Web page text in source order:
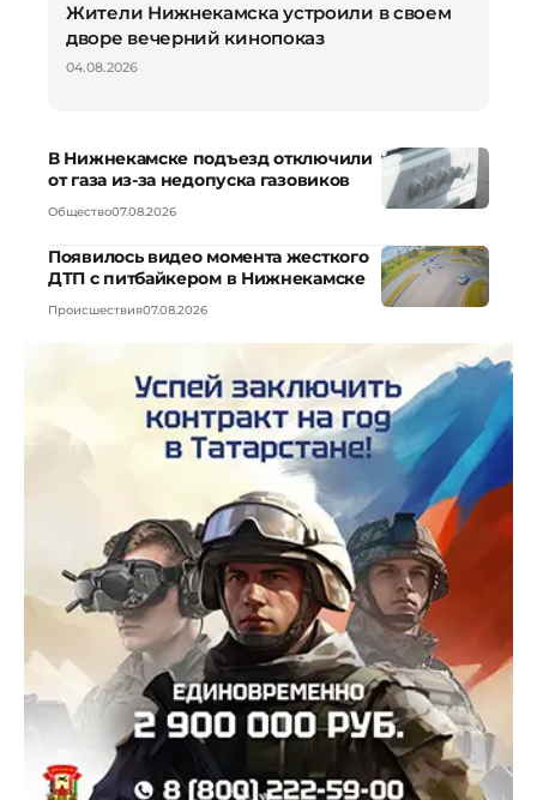
Жители Нижнекамска устроили в своем
дворе вечерний кинопоказ
04.08.2026
В Нижнекамске подъезд отключили
от газа из-за недопуска газовиков
Общество07.08.2026
Появилось видео момента жесткого
ДТП с питбайкером в Нижнекамске
Происшествия07.08.2026